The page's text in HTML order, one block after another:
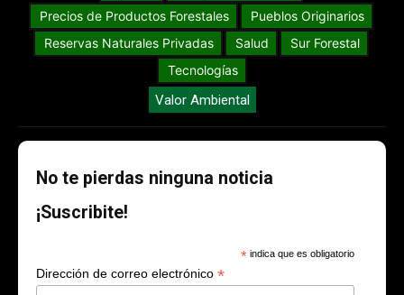
Precios de Productos Forestales
Pueblos Originarios
Reservas Naturales Privadas
Salud
Sur Forestal
Tecnologías
Valor Ambiental
No te pierdas ninguna noticia
¡Suscribite!
* indica que es obligatorio
Dirección de correo electrónico *